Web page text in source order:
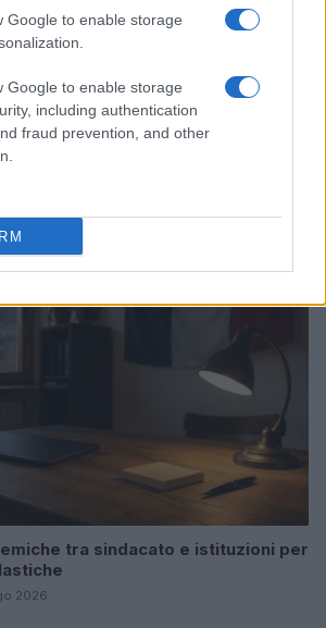
Google to enable storage
Google to enable storage
including authentication
fraud prevention, and other
il racconto della riabilitazione e il
tra sindacato e istituzioni per
2026